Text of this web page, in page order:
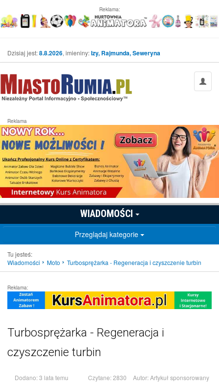
Reklama:
Dzisiaj jest:8.8.2026, imieniny:Izy, Rajmunda, Seweryna
Reklama
WIADOMOŚCI
Przeglądaj kategorie
Tu jesteś:
Wiadomości
Moto Turbosprężarka - Regeneracja i czyszczenie turbin
Reklama:
Turbosprężarka - Regeneracja i
czyszczenie turbin
Dodano: 3 lata temu Czytane: 2830 Autor:Artykuł sponsorowany